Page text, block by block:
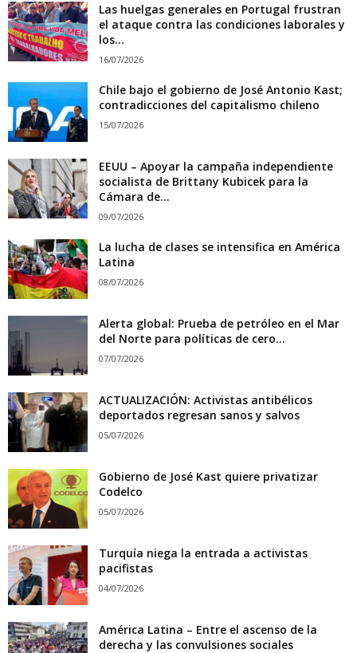
Las huelgas generales en Portugal frustran
el ataque contra las condiciones laborales y
los...
16/07/2026
Chile bajo el gobierno de José Antonio Kast;
contradicciones del capitalismo chileno
15/07/2026
EEUU – Apoyar la campaña independiente
socialista de Brittany Kubicek para la
Cámara de...
09/07/2026
La lucha de clases se intensifica en América
Latina
08/07/2026
Alerta global: Prueba de petróleo en el Mar
del Norte para políticas de cero...
07/07/2026
ACTUALIZACIÓN: Activistas antibélicos
deportados regresan sanos y salvos
05/07/2026
Gobierno de José Kast quiere privatizar
Codelco
05/07/2026
Turquía niega la entrada a activistas
pacifistas
04/07/2026
América Latina – Entre el ascenso de la
derecha y las convulsiones sociales